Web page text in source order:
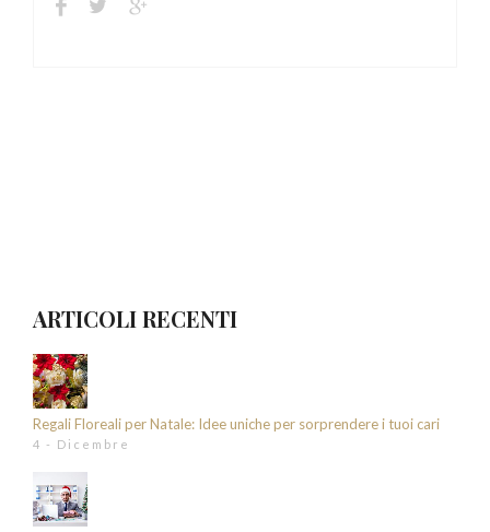
ARTICOLI RECENTI
Regali Floreali per Natale: Idee uniche per sorprendere i tuoi cari
4 - Dicembre